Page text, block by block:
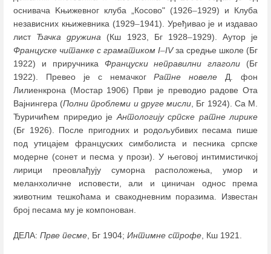
оснивача Kњижевног клуба „Косово" (1926–1929) и Клуба
независних књижевника (1929–1941). Уређивао је и издавао
лист Ђачка дружина (Кш 1923, Бг 1928–1929). Аутор је
Француске читанке с граматиком I–IVза средње школе (Бг
1922) и приручника Француски неправилни глаголи (Бг
1922). Превео је с немачкогРатне новеле Д. фон
Лилиенкрона (Мостар 1906) Први је преводио радове Ота
Вајнингера (Полни проблеми и друге мисли, Бг 1924). Са М.
Ђуричићем приредио јеАнтологију српске ратне лирике
(Бг 1926). После пригодних и родољубивих песама пише
под утицајем француских симболиста и песника српске
модерне (сонет и песма у прози). У његовој интимистичкој
лирици преовлађују суморна расположења, умор и
меланхоличне исповести, али и циничан однос према
животним тешкоћама и свакодневним поразима. Известан
број песама му је компонован.
ДЕЛА: Прве песме , Бг 1904; Интимне строфе , Кш 1921.